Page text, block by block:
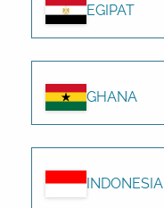
EGIPAT
GHANA
INDONESIA